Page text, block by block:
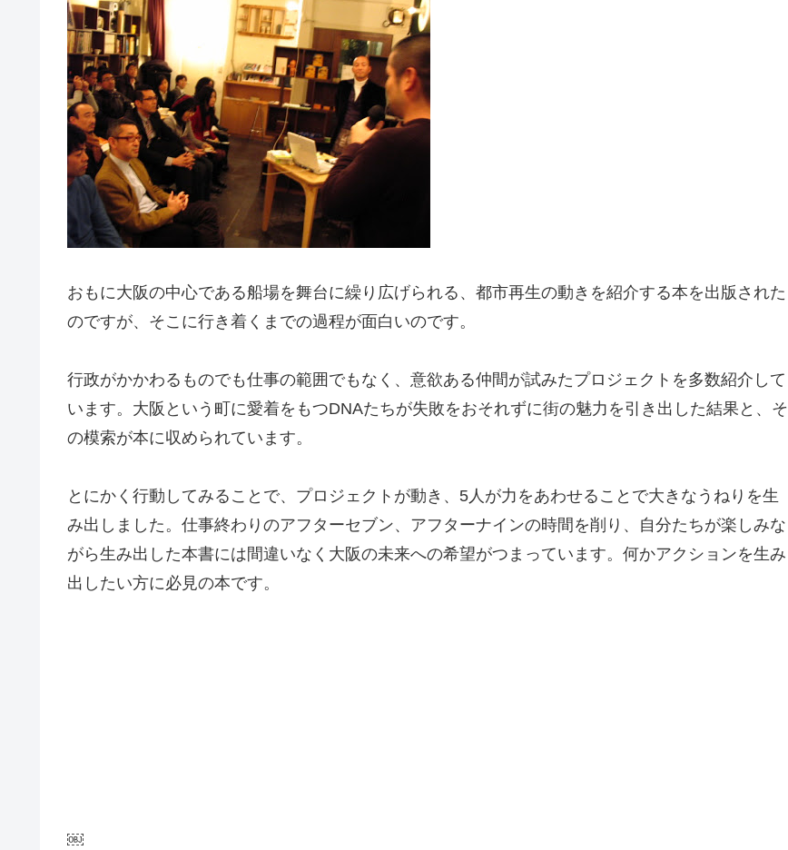
おもに大阪の中心である船場を舞台に繰り広げられる、都市再生の動きを紹介する本を出版された
のですが、そこに行き着くまでの過程が面白いのです。
行政がかかわるものでも仕事の範囲でもなく、意欲ある仲間が試みたプロジェクトを多数紹介して
います。大阪という町に愛着をもつDNAたちが失敗をおそれずに街の魅力を引き出した結果と、そ
の模索が本に収められています。
とにかく行動してみることで、プロジェクトが動き、5人が力をあわせることで大きなうねりを生
み出しました。仕事終わりのアフターセブン、アフターナインの時間を削り、自分たちが楽しみな
がら生み出した本書には間違いなく大阪の未来への希望がつまっています。何かアクションを生み
出したい方に必見の本です。
￼